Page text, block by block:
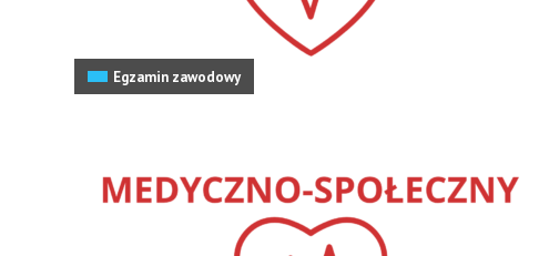
Egzamin zawodowy